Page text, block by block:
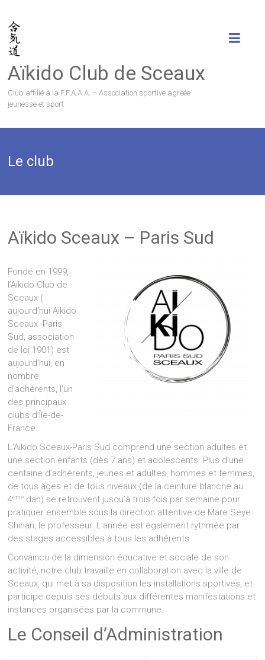
Aïkido Club de Sceaux
Club affilié à la F.F.A.A.A. – Association sportive agréée
jeunesse et sport
Le club
Aïkido Sceaux – Paris Sud
Fondé en 1999,
l’Aïkido Club de
Sceaux (
aujourd’hui Aïkido
Sceaux -Paris
Sud, association
de loi 1901) est
aujourd’hui, en
nombre
d’adhérents, l’un
des principaux
clubs d’Île-de-
France.
L’Aïkido Sceaux-Paris Sud comprend une section adultes et
une section enfants (dès 7 ans) et adolescents. Plus d’une
centaine d’adhérents, jeunes et adultes, hommes et femmes,
de tous âges et de tous niveaux (de la ceinture blanche au
4ème dan) se retrouvent jusqu’à trois fois par semaine pour
pratiquer ensemble sous la direction attentive de Mare Seye
Shihan, le professeur. L’année est également rythmée par
des stages accessibles à tous les adhérents.
Convaincu de la dimension éducative et sociale de son
activité, notre club travaille en collaboration avec la ville de
Sceaux, qui met à sa disposition les installations sportives, et
participe depuis ses débuts aux différentes manifestations et
instances organisées par la commune.
Le Conseil d’Administration